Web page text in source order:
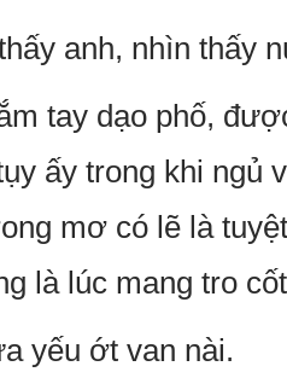
anh, nhìn thấy
tay dạo phố,
ấy trong khi
mơ có lẽ là
là lúc mang tro
yếu ớt van nài.